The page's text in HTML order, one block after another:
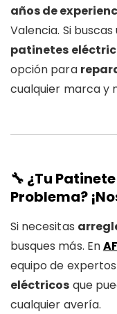
años de
Valencia. Si buscas
patinetes
opción para
cualquier marca y
🔧 ¿Tu
Problema?
Si necesitas
busques más. En
equipo de
eléctricos que
cualquier avería.